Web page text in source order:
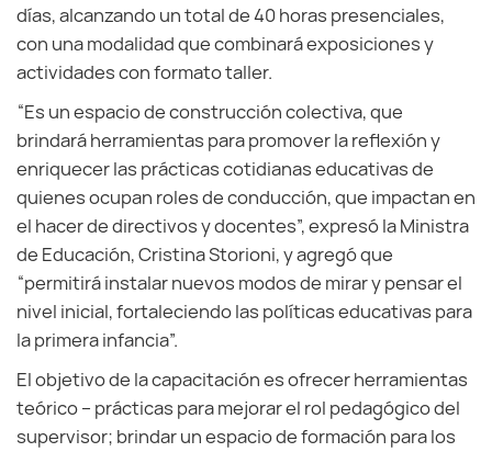
días, alcanzando un total de 40 horas presenciales,
con una modalidad que combinará exposiciones y
actividades con formato taller.
“Es un espacio de construcción colectiva, que
brindará herramientas para promover la reflexión y
enriquecer las prácticas cotidianas educativas de
quienes ocupan roles de conducción, que impactan en
el hacer de directivos y docentes”, expresó la Ministra
de Educación, Cristina Storioni, y agregó que
“permitirá instalar nuevos modos de mirar y pensar el
nivel inicial, fortaleciendo las políticas educativas para
la primera infancia”.
El objetivo de la capacitación es ofrecer herramientas
teórico – prácticas para mejorar el rol pedagógico del
supervisor; brindar un espacio de formación para los